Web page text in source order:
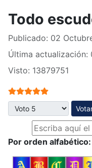
Todo
Publicado: 02
Última actualización:
Visto: 13879751
Ratio:5/5
Por favor, vote
Por orden alfabético: